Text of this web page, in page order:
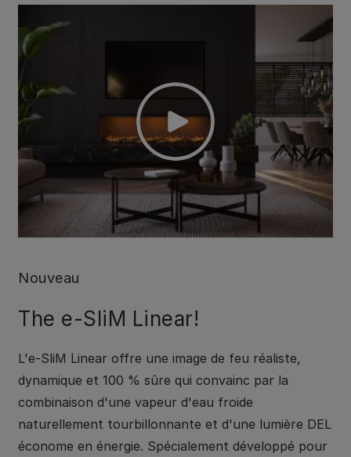
Nouveau
The e-SliM Linear!
L'e-SliM Linear offre une image de feu réaliste,
dynamique et 100 % sûre qui convainc par la
combinaison d'une vapeur d'eau froide
naturellement tourbillonnante et d'une lumière DEL
économe en énergie. Spécialement développé pour